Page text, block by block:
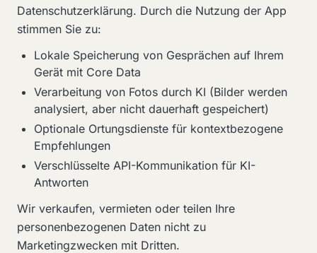
Datenschutzerklärung. Durch die Nutzung der App
stimmen Sie zu:
Lokale Speicherung von Gesprächen auf Ihrem
Gerät mit Core Data
Verarbeitung von Fotos durch KI (Bilder werden
analysiert, aber nicht dauerhaft gespeichert)
Optionale Ortungsdienste für kontextbezogene
Empfehlungen
Verschlüsselte API-Kommunikation für KI-
Antworten
Wir verkaufen, vermieten oder teilen Ihre
personenbezogenen Daten nicht zu
Marketingzwecken mit Dritten.